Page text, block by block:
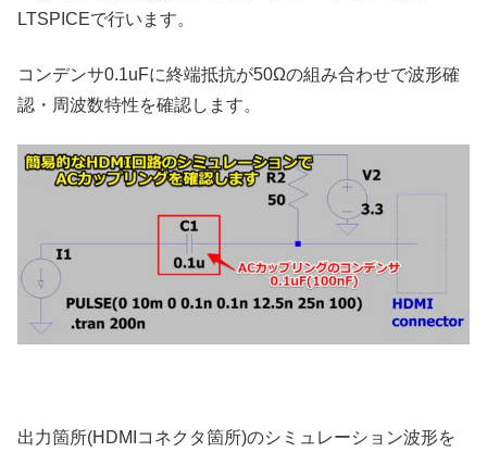
LTSPICEで行います。
コンデンサ0.1uFに終端抵抗が50Ωの組み合わせで波形確
認・周波数特性を確認します。
出力箇所(HDMIコネクタ箇所)のシミュレーション波形を